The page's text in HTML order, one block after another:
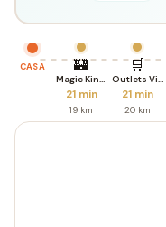
CASA 🏰
Magic Kingdom
21 min
19 km
🛒
Outlets Vineland
21 min
20 km